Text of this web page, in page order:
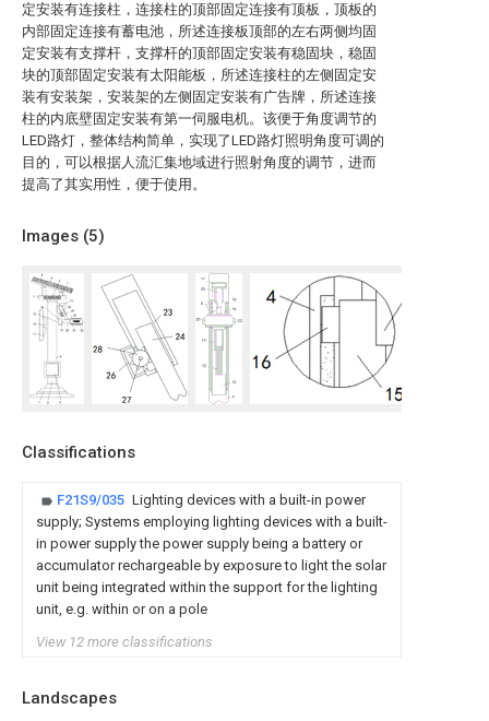
定安装有连接柱，连接柱的顶部固定连接有顶板，顶板的
内部固定连接有蓄电池，所述连接板顶部的左右两侧均固
定安装有支撑杆，支撑杆的顶部固定安装有稳固块，稳固
块的顶部固定安装有太阳能板，所述连接柱的左侧固定安
装有安装架，安装架的左侧固定安装有广告牌，所述连接
柱的内底壁固定安装有第一伺服电机。该便于角度调节的
LED路灯，整体结构简单，实现了LED路灯照明角度可调的
目的，可以根据人流汇集地域进行照射角度的调节，进而
提高了其实用性，便于使用。
Images (5)
Classifications
F21S9/035 Lighting devices with a built-in power
supply; Systems employing lighting devices with a built-
in power supply the power supply being a battery or
accumulator rechargeable by exposure to light the solar
unit being integrated within the support for the lighting
unit, e.g. within or on a pole
View 12 more classifications
Landscapes